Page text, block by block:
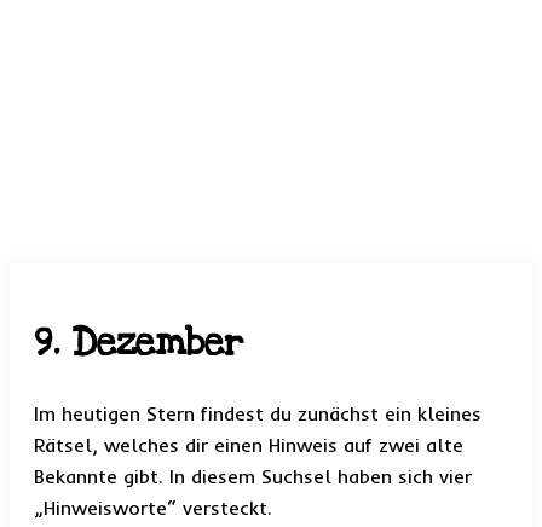
9. Dezember
Im heutigen Stern findest du zunächst ein kleines
Rätsel, welches dir einen Hinweis auf zwei alte
Bekannte gibt. In diesem Suchsel haben sich vier
„Hinweisworte“ versteckt.